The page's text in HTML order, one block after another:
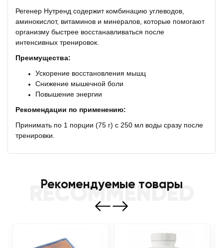
Регенер Нутренд содержит комбинацию углеводов,
аминокислот, витаминов и минералов, которые помогают
организму быстрее восстанавливаться после
интенсивных тренировок.
Преимущества:
Ускорение восстановления мышц
Снижение мышечной боли
Повышение энергии
Рекомендации по применению:
Принимать по 1 порции (75 г) с 250 мл воды сразу после
тренировки.
RECOMMENDED
Рекомендуемые товары